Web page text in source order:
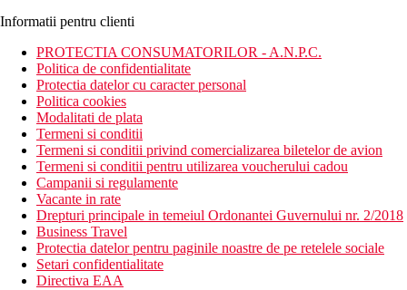
Informatii pentru clienti
PROTECTIA CONSUMATORILOR - A.N.P.C.
Politica de confidentialitate
Protectia datelor cu caracter personal
Politica cookies
Modalitati de plata
Termeni si conditii
Termeni si conditii privind comercializarea biletelor de avion
Termeni si conditii pentru utilizarea voucherului cadou
Campanii si regulamente
Vacante in rate
Drepturi principale in temeiul Ordonantei Guvernului nr. 2/2018
Business Travel
Protectia datelor pentru paginile noastre de pe retelele sociale
Setari confidentialitate
Directiva EAA